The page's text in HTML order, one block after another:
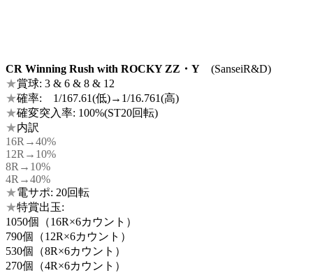
CR Winning Rush with ROCKY ZZ・Y (SanseiR&D)
★賞球: 3 & 6 & 8 & 12
★確率: 1/167.61(低)→1/16.761(高)
★確変突入率: 100%(ST20回転)
★内訳
16R→40%
12R→10%
8R→10%
4R→40%
★電サポ: 20回転
★特賞出玉:
1050個（16R×6カウント）
790個（12R×6カウント）
530個（8R×6カウント）
270個（4R×6カウント）